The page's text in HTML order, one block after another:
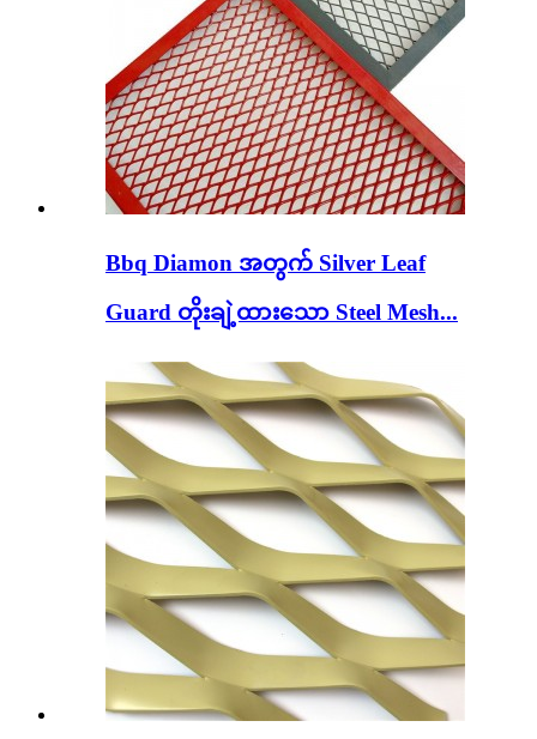
Bbq Diamon အတွက် Silver Leaf
Guard တိုးချဲ့ထားသော Steel Mesh...